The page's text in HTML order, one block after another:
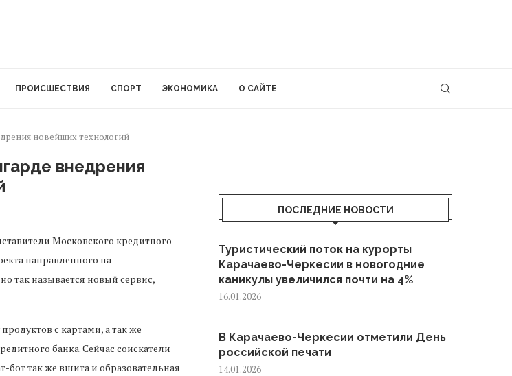
ПРОИСШЕСТВИЯ СПОРТ ЭКОНОМИКА О САЙТЕ
новейших технологий
внедрения
Московского кредитного
направленного на
так называется новый сервис,
с картами, а так же
банка. Сейчас соискатели
бот так же вшита и образовательная
ПОСЛЕДНИЕ НОВОСТИ
Туристический поток на курорты
Карачаево-Черкесии в новогодние
каникулы увеличился почти на 4%
16.01.2026
В Карачаево-Черкесии отметили День
российской печати
14.01.2026